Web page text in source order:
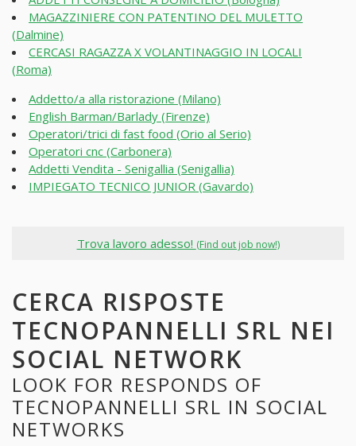
MAGAZZINIERE CON PATENTINO DEL MULETTO
(Dalmine)
CERCASI RAGAZZA X VOLANTINAGGIO IN LOCALI
(Roma)
Addetto/a alla ristorazione (Milano)
English Barman/Barlady (Firenze)
Operatori/trici di fast food (Orio al Serio)
Operatori cnc (Carbonera)
Addetti Vendita - Senigallia (Senigallia)
IMPIEGATO TECNICO JUNIOR (Gavardo)
Trova lavoro adesso! (Find out job now!)
CERCA RISPOSTE
TECNOPANNELLI SRL NEI
SOCIAL NETWORK
LOOK FOR RESPONDS OF
TECNOPANNELLI SRL IN SOCIAL
NETWORKS